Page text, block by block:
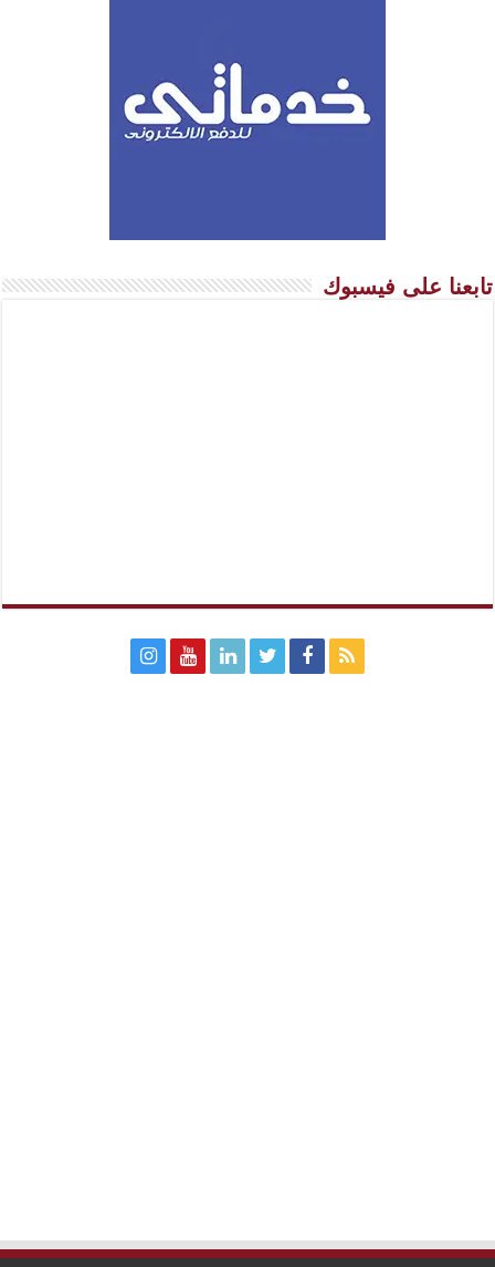
تابعنا على فيسبوك